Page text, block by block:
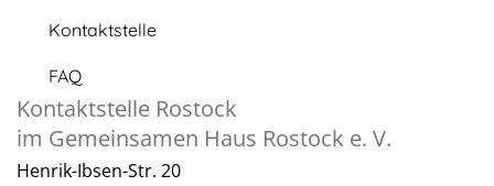
Kontaktstelle
FAQ
Kontaktstelle Rostock
im Gemeinsamen Haus Rostock e. V.
Henrik-Ibsen-Str. 20